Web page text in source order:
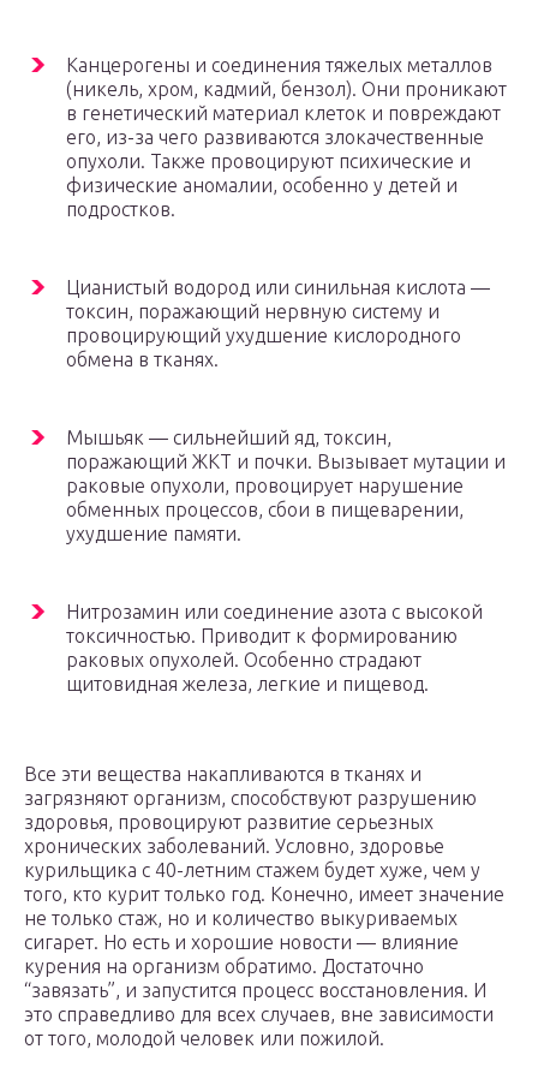
Канцерогены и соединения тяжелых металлов
(никель, хром, кадмий, бензол). Они проникают
в генетический материал клеток и повреждают
его, из-за чего развиваются злокачественные
опухоли. Также провоцируют психические и
физические аномалии, особенно у детей и
подростков.
Цианистый водород или синильная кислота —
токсин, поражающий нервную систему и
провоцирующий ухудшение кислородного
обмена в тканях.
Мышьяк — сильнейший яд, токсин,
поражающий ЖКТ и почки. Вызывает мутации и
раковые опухоли, провоцирует нарушение
обменных процессов, сбои в пищеварении,
ухудшение памяти.
Нитрозамин или соединение азота с высокой
токсичностью. Приводит к формированию
раковых опухолей. Особенно страдают
щитовидная железа, легкие и пищевод.
Все эти вещества накапливаются в тканях и
загрязняют организм, способствуют разрушению
здоровья, провоцируют развитие серьезных
хронических заболеваний. Условно, здоровье
курильщика с 40-летним стажем будет хуже, чем у
того, кто курит только год. Конечно, имеет значение
не только стаж, но и количество выкуриваемых
сигарет. Но есть и хорошие новости — влияние
курения на организм обратимо. Достаточно
“завязать”, и запустится процесс восстановления. И
это справедливо для всех случаев, вне зависимости
от того, молодой человек или пожилой.